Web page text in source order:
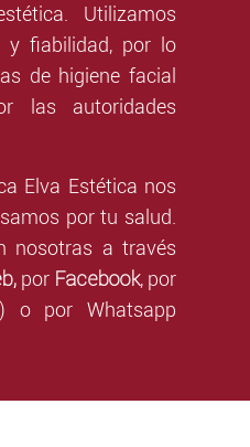
Utilizamos
y fiabilidad, por lo
de higiene facial
las autoridades
Elva Estética nos
por tu salud.
nosotras a través
por Facebook, por
o por Whatsapp